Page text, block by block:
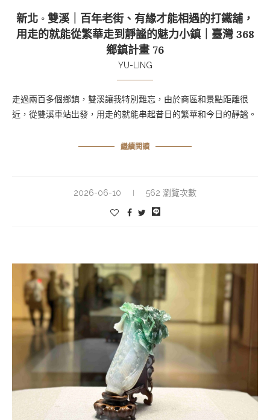
新北 ◦ 雙溪｜百年老街、有緣才能相遇的打鐵舖，
用走的就能從繁華走到靜謐的魅力小鎮｜臺灣 368
鄉鎮計畫 76
YU-LING
走過兩百多個鄉鎮，雙溪讓我特別難忘，由於商區和景點距離很
近，從雙溪車站出發，用走的就能串起昔日的繁華和今日的靜謐。
繼續閱讀
2026-06-10 562 瀏覽次數